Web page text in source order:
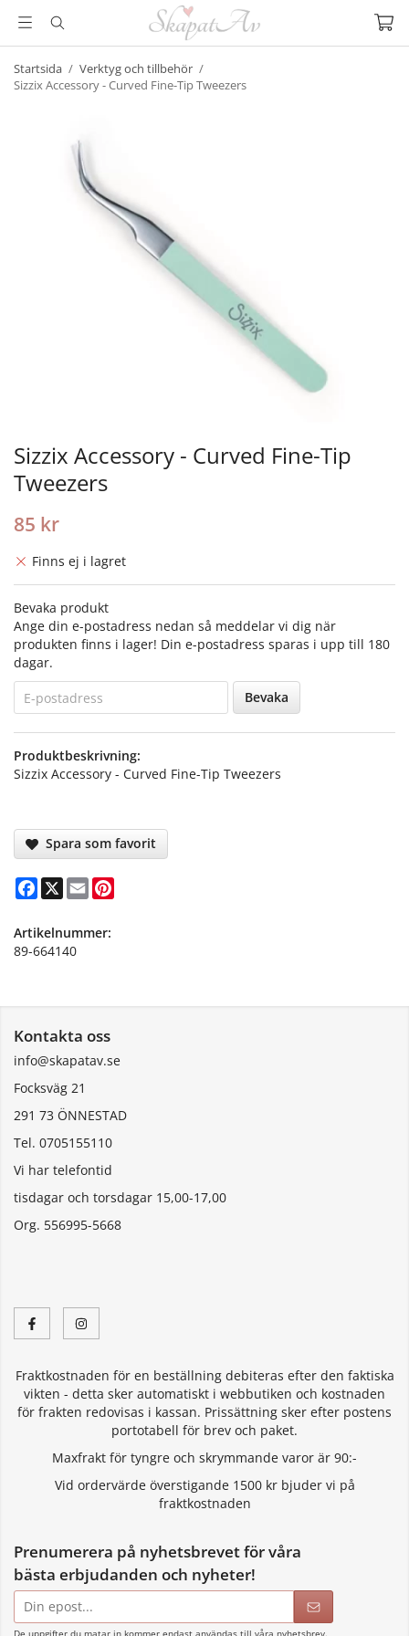
Startsida / Verktyg och tillbehör /
Sizzix Accessory - Curved Fine-Tip Tweezers
Sizzix Accessory - Curved Fine-Tip
Tweezers
85 kr
Finns ej i lagret
Bevaka produkt
Ange din e-postadress nedan så meddelar vi dig när
produkten finns i lager! Din e-postadress sparas i upp till 180
dagar.
Bevaka
Produktbeskrivning:
Sizzix Accessory - Curved Fine-Tip Tweezers
Spara som favorit
Facebook
X Email
Artikelnummer:
89-664140
Kontakta oss
info@skapatav.se
Focksväg 21
291 73 ÖNNESTAD
Tel. 0705155110
Vi har telefontid
tisdagar och torsdagar 15,00-17,00
Org. 556995-5668
Fraktkostnaden för en beställning debiteras efter den faktiska
vikten - detta sker automatiskt i webbutiken och kostnaden
för frakten redovisas i kassan. Prissättning sker efter postens
portotabell för brev och paket.
Maxfrakt för tyngre och skrymmande varor är 90:-
Vid ordervärde överstigande 1500 kr bjuder vi på
fraktkostnaden
Prenumerera på nyhetsbrevet för våra
bästa erbjudanden och nyheter!
postadress